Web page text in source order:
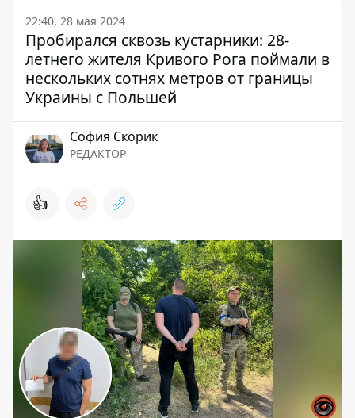
22:40, 28 мая 2024
Пробирался сквозь кустарники: 28-
летнего жителя Кривого Рога поймали в
нескольких сотнях метров от границы
Украины с Польшей
София Скорик
РЕДАКТОР
👍